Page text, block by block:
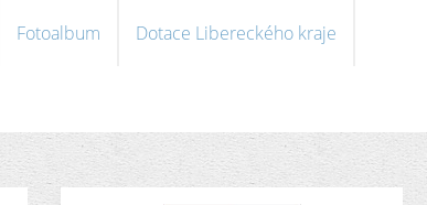
Fotoalbum Dotace Libereckého kraje